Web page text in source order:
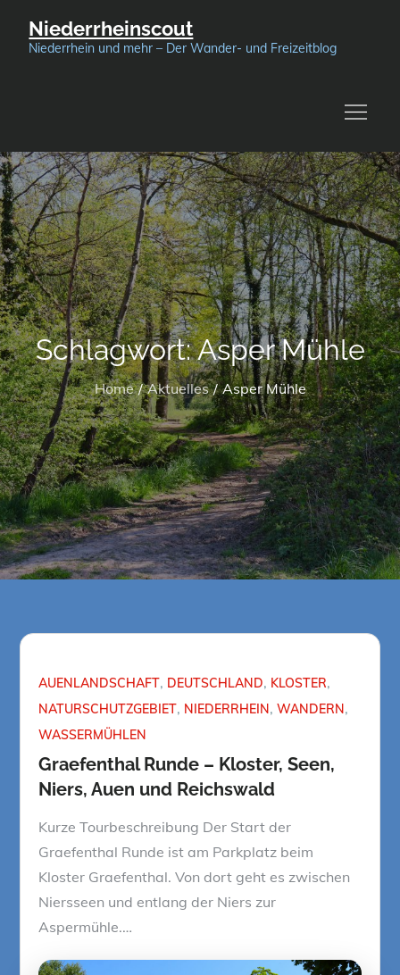
Niederrheinscout
Niederrhein und mehr – Der Wander- und Freizeitblog
Schlagwort:Asper Mühle
Home Aktuelles Asper Mühle
AUENLANDSCHAFT DEUTSCHLAND KLOSTER
NATURSCHUTZGEBIET NIEDERRHEIN WANDERN
WASSERMÜHLEN
Graefenthal Runde – Kloster, Seen,
Niers, Auen und Reichswald
Kurze Tourbeschreibung Der Start der
Graefenthal Runde ist am Parkplatz beim
Kloster Graefenthal. Von dort geht es zwischen
Niersseen und entlang der Niers zur
Aspermühle.…